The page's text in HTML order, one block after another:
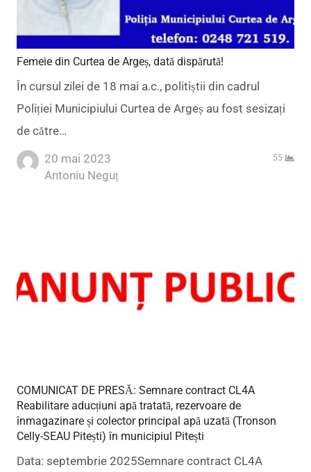
Femeie din Curtea de Argeș, dată dispărută!
În cursul zilei de 18 mai a.c., politiștii din cadrul
Poliției Municipiului Curtea de Argeș au fost sesizați
de către…
20 mai 2023
Author
Antoniu Neguț
55
COMUNICAT DE PRESĂ: Semnare contract CL4A
Reabilitare aducțiuni apă tratată, rezervoare de
înmagazinare și colector principal apă uzată (Tronson
Celly-SEAU Pitești) în municipiul Pitești
Data: septembrie 2025Semnare contract CL4A